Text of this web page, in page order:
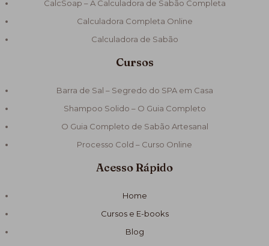
CalcSoap – A Calculadora de Sabão Completa
Calculadora Completa Online
Calculadora de Sabão
Cursos
Barra de Sal – Segredo do SPA em Casa
Shampoo Solido – O Guia Completo
O Guia Completo de Sabão Artesanal
Processo Cold – Curso Online
Acesso Rápido
Home
Cursos e E-books
Blog